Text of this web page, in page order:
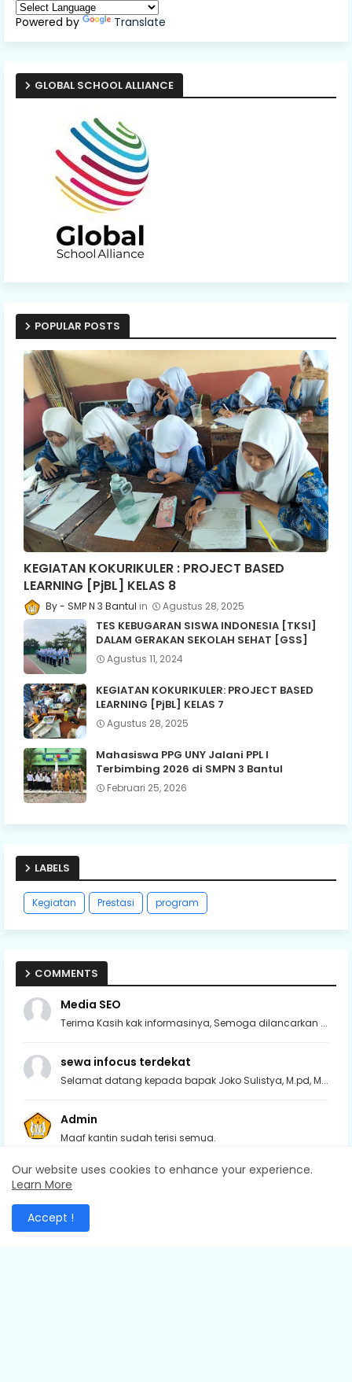
Powered by Translate
GLOBAL SCHOOL ALLIANCE
POPULAR POSTS
KEGIATAN KOKURIKULER : PROJECT BASED
LEARNING [PjBL] KELAS 8
SMP N 3 Bantul Agustus 28, 2025
TES KEBUGARAN SISWA INDONESIA [TKSI]
DALAM GERAKAN SEKOLAH SEHAT [GSS]
Agustus 11, 2024
KEGIATAN KOKURIKULER: PROJECT BASED
LEARNING [PjBL] KELAS 7
Agustus 28, 2025
Mahasiswa PPG UNY Jalani PPL I
Terbimbing 2026 di SMPN 3 Bantul
Februari 25, 2026
LABELS
Kegiatan Prestasi program
COMMENTS
Media SEO
Terima Kasih kak informasinya, Semoga dilancarkan ...
sewa infocus terdekat
Selamat datang kepada bapak Joko Sulistya, M.pd, M...
Admin
Maaf kantin sudah terisi semua.
Admin
Our website uses cookies to enhance your experience.
Learn More
Accept !